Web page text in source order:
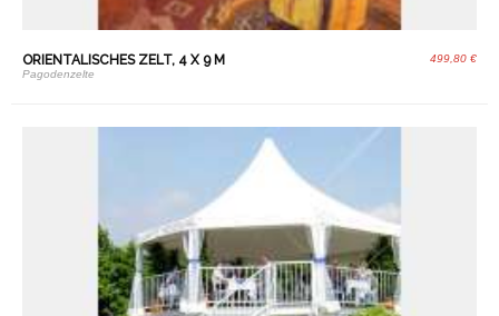
499,80 €
ORIENTALISCHES ZELT, 4 X 9 M
Pagodenzelte